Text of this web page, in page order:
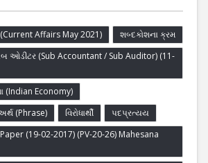
Affairs May 2021)
શબ્દકોશના ક્રમ
(Sub Accountant / Sub Auditor) (11-
(Indian Economy)
(Phrase)
વિરોધાર્થી
પદપ્રત્યય
(19-02-2017) (PV-20-26) Mahesana